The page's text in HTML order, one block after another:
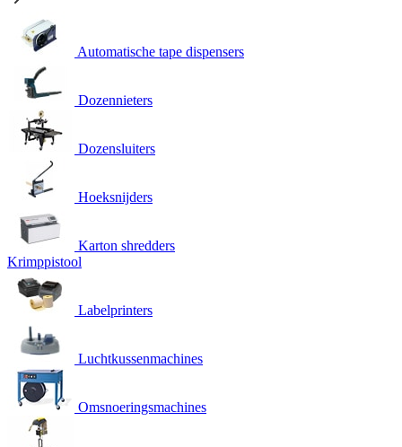
Automatische tape dispensers
Dozennieters
Dozensluiters
Hoeksnijders
Karton shredders
Krimppistool
Labelprinters
Luchtkussenmachines
Omsnoeringsmachines